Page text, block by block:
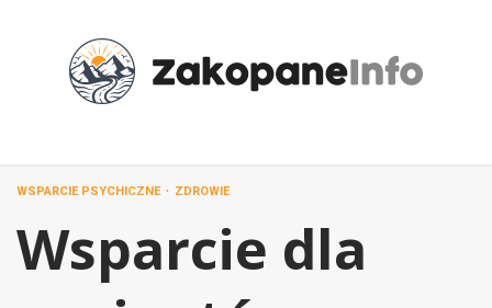
WSPARCIE PSYCHICZNE ZDROWIE
Wsparcie dla